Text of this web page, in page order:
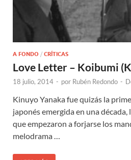
A FONDO / CRÍTICAS
Love Letter – Koibumi
18 julio, 2014 - por Rubén Redondo -
Kinuyo Yanaka fue quizás la
japonés emergida en una
que empezaron a forjarse los
melodrama …